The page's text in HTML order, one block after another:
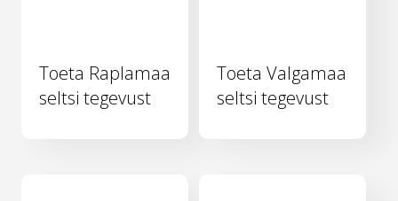
Toeta Raplamaa
seltsi tegevust
Toeta Valgamaa
seltsi tegevust